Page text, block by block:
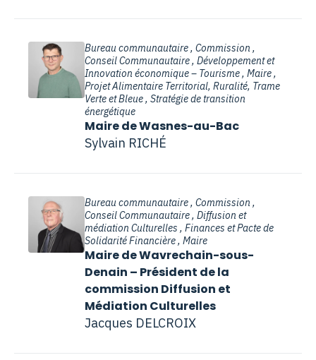
Bureau communautaire , Commission ,
Conseil Communautaire , Développement et
Innovation économique – Tourisme , Maire ,
Projet Alimentaire Territorial, Ruralité, Trame
Verte et Bleue , Stratégie de transition
énergétique
Maire de Wasnes-au-Bac
Sylvain RICHÉ
Bureau communautaire , Commission ,
Conseil Communautaire , Diffusion et
médiation Culturelles , Finances et Pacte de
Solidarité Financière , Maire
Maire de Wavrechain-sous-
Denain – Président de la
commission Diffusion et
Médiation Culturelles
Jacques DELCROIX